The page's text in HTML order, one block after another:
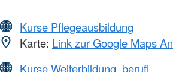
Kurse Pflegeausbildung
Karte: Link zur Google Maps
Kurse Weiterbildung, berufl.